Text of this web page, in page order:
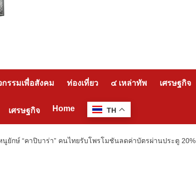
กรรมเพื่อสังคม ท่องเที่ยว ๔ เหล่าทัพ เศรษฐกิจ
เศรษฐกิจ Home TH
กษ์ “คาปิบาร่า” คนไทยรับโพรโมชันลดค่าบัตรผ่านประตู 20%